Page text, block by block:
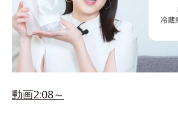
動画2:08～